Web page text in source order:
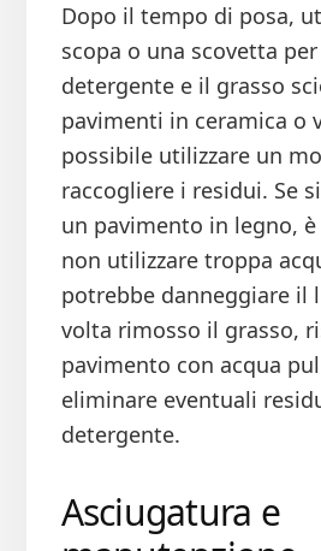
Dopo il tempo di posa,
scopa o una scovetta
detergente e il grasso
pavimenti in ceramica o
possibile utilizzare un
raccogliere i residui. Se
un pavimento in legno,
non utilizzare troppa
potrebbe danneggiare il
volta rimosso il grasso,
pavimento con acqua
eliminare eventuali
detergente.
Asciugatura e